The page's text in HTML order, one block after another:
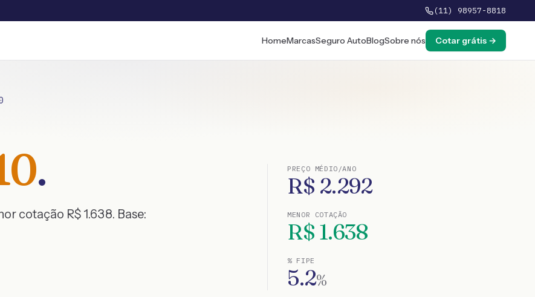
(11) 98957-8818
HomeMarcasSeguro AutoBlogSobre nós Cotar grátis →
.
cotação R$ 1.638. Base:
PREÇO MÉDIO/ANO
R$ 2.292
MENOR COTAÇÃO
R$ 1.638
% FIPE
5.2%